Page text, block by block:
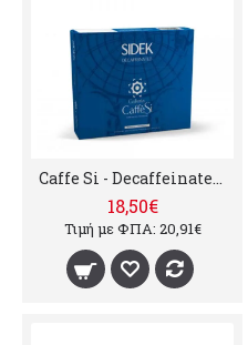
Caffe Si - Decaffeinated, 50τμχ nespresso professional συμβατές κάψουλες
18,50€
Τιμή με ΦΠΑ: 20,91€